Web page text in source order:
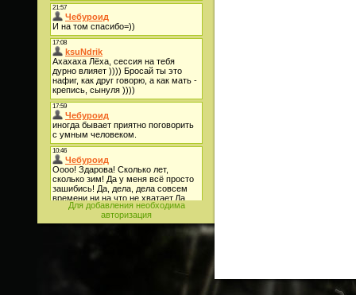
Для добавления необходима
авторизация